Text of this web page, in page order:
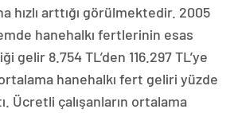
hızlı arttığı görülmektedir. 2005
hanehalkı fertlerinin esas
gelir 8.754 TL’den 116.297 TL’ye
hanehalkı fert geliri yüzde
Ücretli çalışanların ortalama